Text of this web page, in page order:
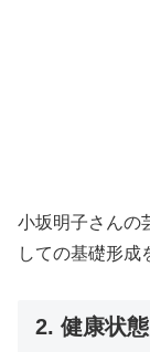
小坂明子さんの
しての基礎形成
2. 健康状